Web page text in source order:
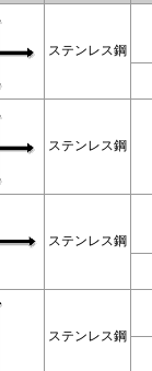
ステンレス鋼
ステンレス鋼
ステンレス鋼
ステンレス鋼